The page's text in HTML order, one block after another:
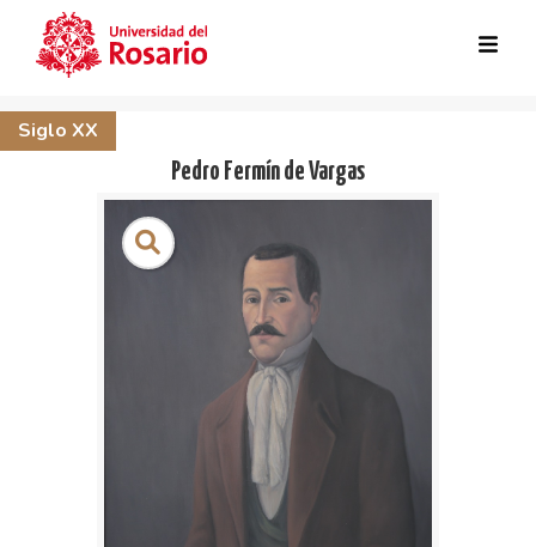
Skip to main content
Siglo XX
Pedro Fermín de Vargas